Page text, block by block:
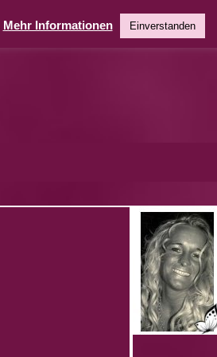
Mehr Informationen Einverstanden